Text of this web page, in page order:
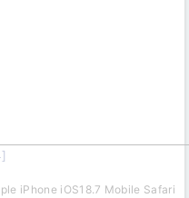
iPhone iOS18.7 Mobile Safari